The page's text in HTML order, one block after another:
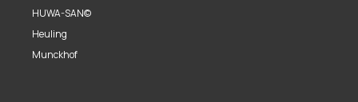
HUWA-SAN©
Heuling
Munckhof